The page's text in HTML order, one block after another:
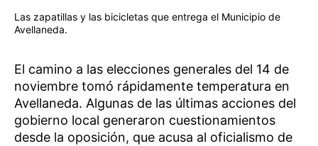
Las zapatillas y las bicicletas que entrega el Municipio de
Avellaneda.
El camino a las elecciones generales del 14 de
noviembre tomó rápidamente temperatura en
Avellaneda. Algunas de las últimas acciones del
gobierno local generaron cuestionamientos
desde la oposición, que acusa al oficialismo de